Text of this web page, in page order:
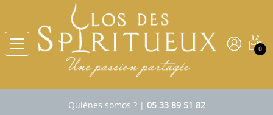
0
Quiénes somos ?| 05 33 89 51 82